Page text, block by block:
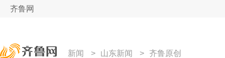
齐鲁网
新闻 > 山东新闻 > 齐鲁原创